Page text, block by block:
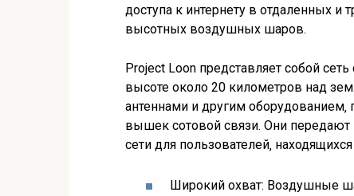
доступа к интернету в отдаленных и
высотных воздушных шаров.
Project Loon представляет собой
высоте около 20 километров над
антеннами и другим
вышек сотовой связи. Они передают
сети для пользователей‚
Широкий охват: Воздушные